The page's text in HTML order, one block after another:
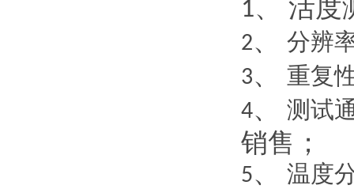
1、 活度
2、 分辨
3、 重复
4、 测试
销售；
5、 温度